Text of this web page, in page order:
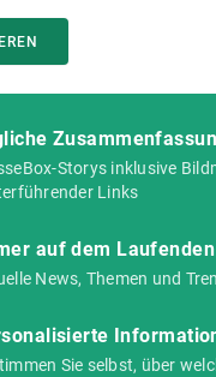
Storys inklusive
Links
auf dem Laufenden
News, Themen und
Sie selbst, über